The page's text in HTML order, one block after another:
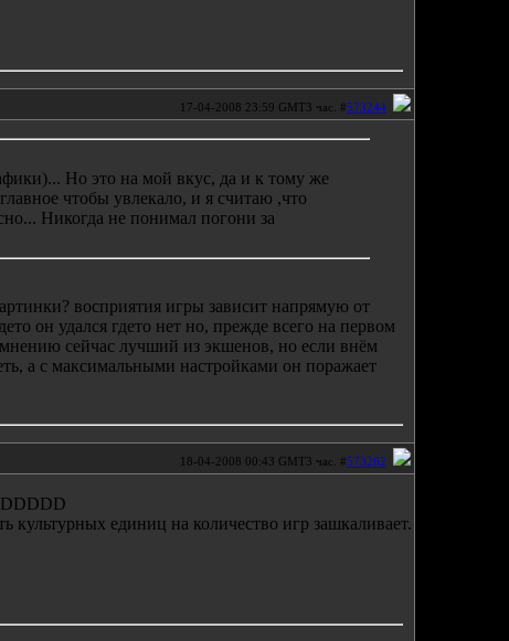
17-04-2008 23:59 GMT3 час. #573244
Но это на мой вкус, да и к тому же
чтобы увлекало, и я считаю ,что
Никогда не понимал погони за
восприятия игры зависит напрямую от
он удался гдето нет но, прежде всего на первом
сейчас лучший из экшенов, но если внём
а с максимальными настройками он поражает
18-04-2008 00:43 GMT3 час. #573262
культурных единиц на количество игр зашкаливает.